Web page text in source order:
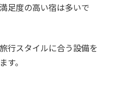
足度の高い宿は多いで
行スタイルに合う設備を
。